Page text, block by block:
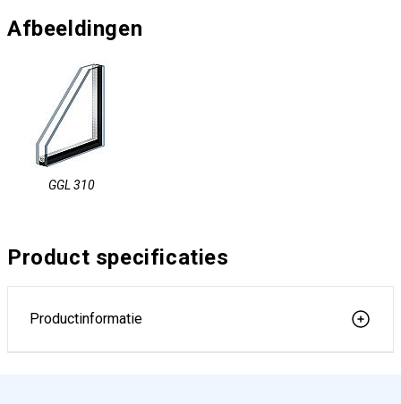
Afbeeldingen
GGL 310
Product specificaties
Productinformatie